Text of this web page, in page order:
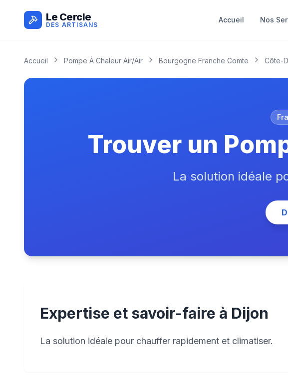
Le Cercle
DES ARTISANS
Accueil Nos
Accueil Pompe À Chaleur Air/air Bourgogne Franche Comte Côte-
Trouver un
La solution idéale
Expertise et savoir-faire à Dijon
La solution idéale pour chauffer rapidement et climatiser.